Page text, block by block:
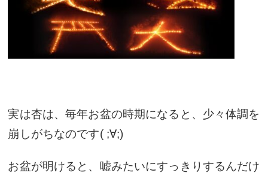
実は杏は、毎年お盆の時期になると、少々体調を
崩しがちなのです( ;∀;)
お盆が明けると、嘘みたいにすっきりするんだけ